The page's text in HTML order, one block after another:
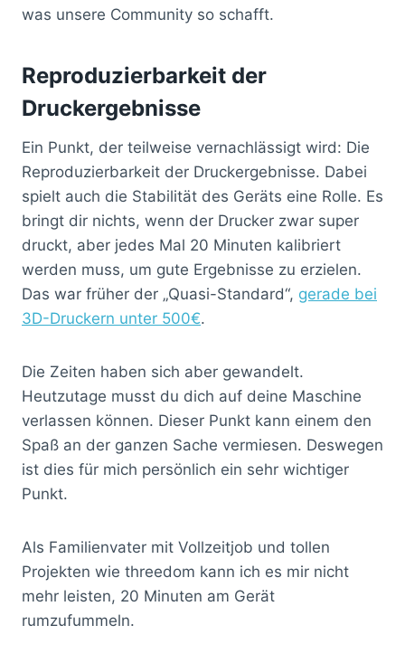
was unsere Community so schafft.
Reproduzierbarkeit der
Druckergebnisse
Ein Punkt, der teilweise vernachlässigt wird: Die
Reproduzierbarkeit der Druckergebnisse. Dabei
spielt auch die Stabilität des Geräts eine Rolle. Es
bringt dir nichts, wenn der Drucker zwar super
druckt, aber jedes Mal 20 Minuten kalibriert
werden muss, um gute Ergebnisse zu erzielen.
Das war früher der „Quasi-Standard“, gerade bei
3D-Druckern unter 500€.
Die Zeiten haben sich aber gewandelt.
Heutzutage musst du dich auf deine Maschine
verlassen können. Dieser Punkt kann einem den
Spaß an der ganzen Sache vermiesen. Deswegen
ist dies für mich persönlich ein sehr wichtiger
Punkt.
Als Familienvater mit Vollzeitjob und tollen
Projekten wie threedom kann ich es mir nicht
mehr leisten, 20 Minuten am Gerät
rumzufummeln.